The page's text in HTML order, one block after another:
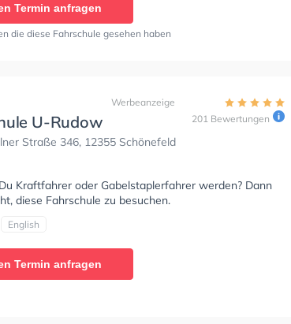
Termin anfragen
die diese Fahrschule gesehen haben
U-Rudow
Straße 346, 12355 Schönefeld
Werbeanzeige
201 Bewertungen
Kraftfahrer oder Gabelstaplerfahrer werden? Dann
diese Fahrschule zu besuchen.
English
Termin anfragen